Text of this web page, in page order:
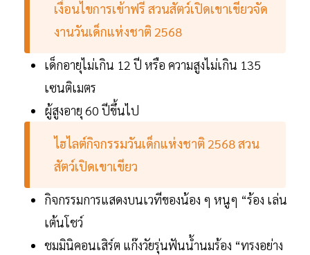
เงื่อนไขการเข้าฟรี สวนสัตว์เปิดเขาเขียวจัด
งานวันเด็กแห่งชาติ 2568
เด็กอายุไม่เกิน 12 ปี หรือ ความสูงไม่เกิน 135
เซนติเมตร
ผู้สูงอายุ 60 ปีขึ้นไป
ไฮไลต์กิจกรรมวันเด็กแห่งชาติ 2568 สวน
สัตว์เปิดเขาเขียว
กิจกรรมการแสดงบนเวทีของน้อง ๆ หนูๆ “ร้อง เล่น
เต้นโชว์
ชมมินิคอนเสิร์ต แก๊งวัยรุ่นฟันน้ำนมร้อง “ทรงอย่าง